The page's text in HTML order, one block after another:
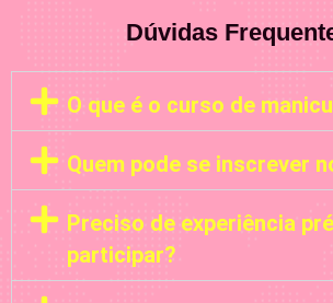
Dúvidas
O que é o curso de
Quem pode se inscrever
Preciso de experiência
participar?